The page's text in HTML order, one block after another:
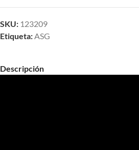
SKU: 123209
Etiqueta:ASG
Descripción